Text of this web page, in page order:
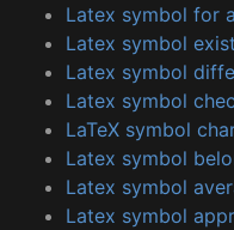
Latex symbol for
Latex symbol
Latex symbol
Latex symbol
LaTeX symbol
Latex symbol
Latex symbol
Latex symbol